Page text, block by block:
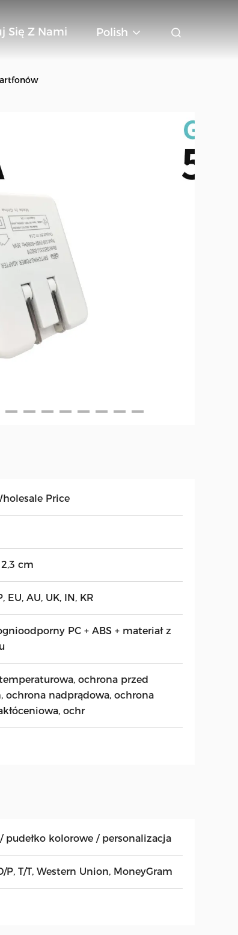
Się Z Nami Polish
Price
cm
EU, AU, UK, IN, KR
PC + ABS + materiał z
ochrona przed
ochrona nadprądowa, ochrona
ochr
pudełko kolorowe / personalizacja
P, T/T, Western Union, MoneyGram